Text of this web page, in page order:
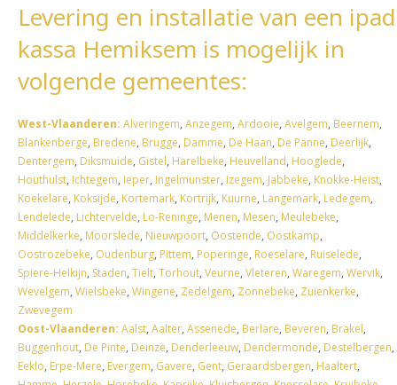
Levering en installatie van een ipad
kassa Hemiksem is mogelijk in
volgende gemeentes:
West-Vlaanderen: Alveringem, Anzegem, Ardooie, Avelgem, Beernem,
Blankenberge, Bredene, Brugge, Damme, De Haan, De Panne, Deerlijk,
Dentergem, Diksmuide, Gistel, Harelbeke, Heuvelland, Hooglede,
Houthulst, Ichtegem, Ieper, Ingelmunster, Izegem, Jabbeke, Knokke-Heist,
Koekelare, Koksijde, Kortemark, Kortrijk, Kuurne, Langemark, Ledegem,
Lendelede, Lichtervelde, Lo-Reninge, Menen, Mesen, Meulebeke,
Middelkerke, Moorslede, Nieuwpoort, Oostende, Oostkamp,
Oostrozebeke, Oudenburg, Pittem, Poperinge, Roeselare, Ruiselede,
Spiere-Helkijn, Staden, Tielt, Torhout, Veurne, Vleteren, Waregem, Wervik,
Wevelgem, Wielsbeke, Wingene, Zedelgem, Zonnebeke, Zuienkerke,
Zwevegem
Oost-Vlaanderen: Aalst, Aalter, Assenede, Berlare, Beveren, Brakel,
Buggenhout, De Pinte, Deinze, Denderleeuw, Dendermonde, Destelbergen,
Eeklo, Erpe-Mere, Evergem, Gavere, Gent, Geraardsbergen, Haaltert,